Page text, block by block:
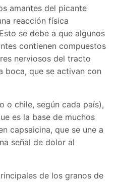
amantes del picante
reacción física
se debe a que algunos
contienen compuestos
nerviosos del tracto
boca, que se activan con
o chile, según cada país),
es la base de muchos
capsaicina, que se une a
señal de dolor al
de los granos de